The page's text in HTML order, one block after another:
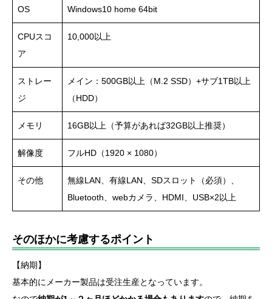
OS Windows10 home 64bit
CPUスコ
ア
10,000以上
ストレー
ジ
メイン：500GB以上（M.2 SSD）+サブ1TB以上
（HDD）
メモリ 16GB以上（予算があれば32GB以上推奨）
解像度 フルHD（1920 × 1080）
その他
無線LAN、有線LAN、SDスロット（必須）、
Bluetooth、webカメラ、HDMI、USB×2以上
そのほかに考慮するポイント
【納期】
基本的にメーカー製品は受注生産となっています。